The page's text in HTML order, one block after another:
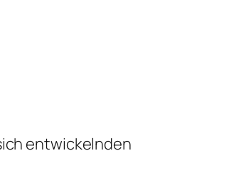
entwickelnden